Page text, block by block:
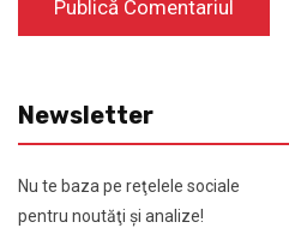
Newsletter
Nu te baza pe reţelele sociale
pentru noutăţi şi analize!